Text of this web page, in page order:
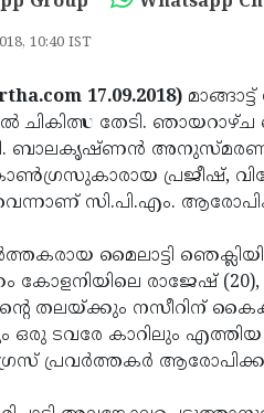
10:40 IST
17.09.2018)
തേടി.
ബാലകൃഷ്ണന്‍
പ്രജീഷ്,
സി.പി.എം.
മൈലാട്ടി
കോളനിയിലെ രാജേഷ്
തലയ്ക്കും നസീറിന്
ടവരേ കാറിലും എത്തിയ
പ്രവര്‍ത്തകര്‍